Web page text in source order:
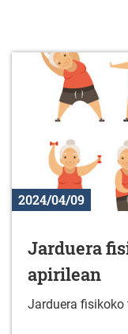
2024/04/09
Jarduera
apirilean
Jarduera fisikoko